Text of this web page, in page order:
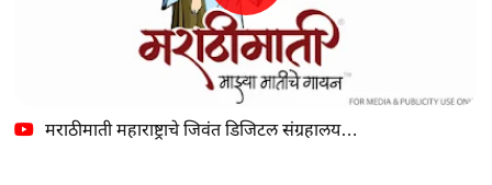
मराठीमाती महाराष्ट्राचे जिवंत डिजिटल संग्रहालय…